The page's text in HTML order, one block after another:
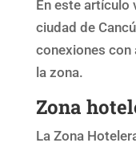
En este artículo
ciudad de
conexiones con
la zona.
Zona
La Zona